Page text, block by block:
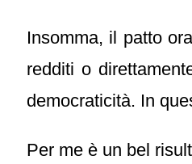
Insomma, il patto
redditi o
democraticità. In
Per me è un bel